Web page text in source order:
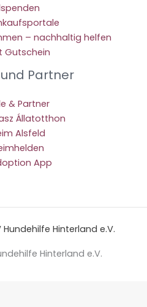
– nachhaltig helfen
Gutschein
Partner
& Partner
Állatotthon
Alsfeld
App
Hinterland e.V.
Hinterland e.V.